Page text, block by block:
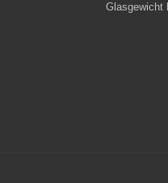
Glasgewicht